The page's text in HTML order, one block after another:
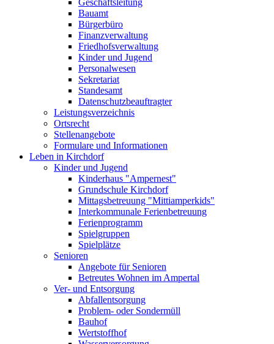
Geschäftsleitung
Bauamt
Bürgerbüro
Finanzverwaltung
Friedhofsverwaltung
Kinder und Jugend
Personalwesen
Sekretariat
Standesamt
Datenschutzbeauftragter
Leistungsverzeichnis
Ortsrecht
Stellenangebote
Formulare und Informationen
Leben in Kirchdorf
Kinder und Jugend
Kinderhaus "Ampernest"
Grundschule Kirchdorf
Mittagsbetreuung "Mittiamperkids"
Interkommunale Ferienbetreuung
Ferienprogramm
Spielgruppen
Spielplätze
Senioren
Angebote für Senioren
Betreutes Wohnen im Ampertal
Ver- und Entsorgung
Abfallentsorgung
Problem- oder Sondermüll
Bauhof
Wertstoffhof